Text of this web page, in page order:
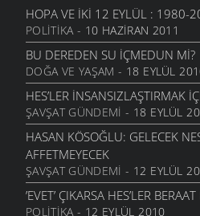
HOPA VE İKI 12 EYLÜL : 1980-
POLITIKA- 10 HAZIRAN 2011
BU DEREDEN SU IÇMEDUN MI?
DOĞA VE YAŞAM - 18 EYLÜL
HES’LER INSANSIZLAŞTIRMAK
ŞAVŞAT GÜNDEMI - 18 EYLÜL
HASAN KÖSOĞLU: GELECEK
AFFETMEYECEK
ŞAVŞAT GÜNDEMI - 12 EYLÜL
’EVET’ ÇIKARSA HES’LER
POLITIKA- 12 EYLÜL 2010